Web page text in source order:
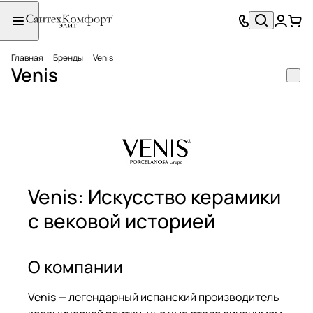
Главная Бренды Venis
Venis
Venis: Искусство керамики
с вековой историей
О компании
Venis — легендарный испанский производитель